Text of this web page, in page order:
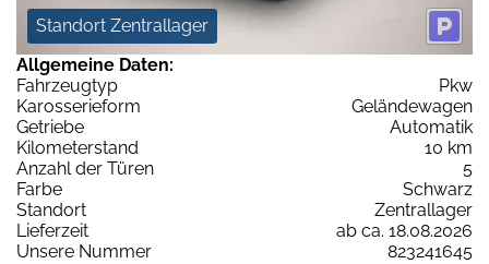
Standort Zentrallager
Allgemeine Daten:
Fahrzeugtyp
Pkw
Karosserieform
Geländewagen
Getriebe
Automatik
Kilometerstand
10 km
Anzahl der Türen
5
Farbe
Schwarz
Standort
Zentrallager
Lieferzeit
ab ca. 18.08.2026
Unsere Nummer
823241645